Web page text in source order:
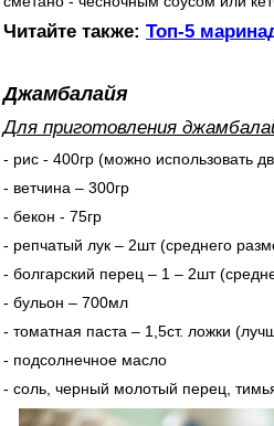
Читайте также: Топ-5
Джамбалайя
Для приготовления
- рис - 400гр (можно использовать
- ветчина – 300гр
- бекон - 75гр
- репчатый лук – 2шт (среднего
- болгарский перец – 1 – 2шт
- бульон – 700мл
- томатная паста – 1,5ст. ложки
- подсолнечное масло
- соль, черный молотый перец,